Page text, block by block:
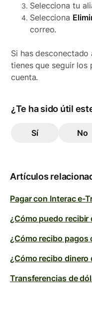
Selecciona tu
Selecciona
correo.
Si has
tienes que seguir los
cuenta.
¿Te ha sido útil
Sí No
Artículos
Pagar con Interac e-
¿Cómo puedo recibir
¿Cómo recibo pagos
¿Cómo recibo dinero
Transferencias de